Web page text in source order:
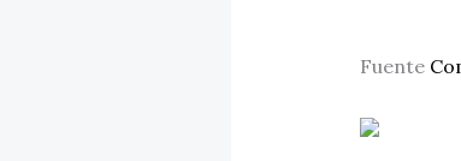
Fuente